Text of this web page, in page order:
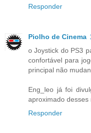
Responder
Piolho de Cinema
o Joystick do PS3
confortável para
principal não
Eng_leo já foi
aproximado desses
Responder